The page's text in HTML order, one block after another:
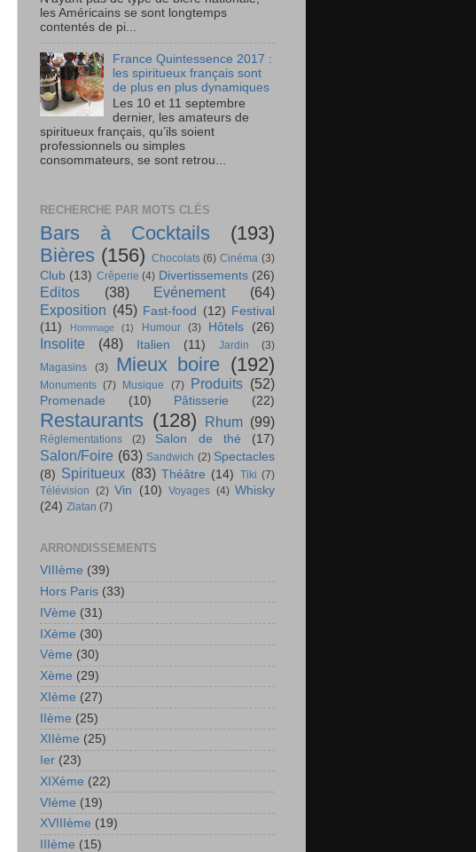
les Américains se sont longtemps
contentés de pi...
France Quintessence 2017 :
les spiritueux français sont
de plus en plus dynamiques
Les 10 et 11 septembre
dernier, les amateurs de
spiritueux français, qu’ils soient
professionnels ou simples
consommateurs, se sont retrou...
RECHERCHE PAR MOTS CLÉS
Bars à Cocktails
(193)
Bières (156) Chocolats (6) Cinéma (3)
Club (13) Crêperie (4) Divertissements (26)
Editos (38) Evénement
(64)
Exposition (45) Fast-food (12) Festival
(11)
Hommage (1) Humour (3) Hôtels (26)
Insolite (48) Italien (11) Jardin
(3)
Magasins
(3) Mieux boire (192)
Monuments (7) Musique (7) Produits (52)
Promenade (10) Pâtisserie (22)
Restaurants (128) Rhum (99)
Réglementations (2) Salon de thé (17)
Salon/Foire (63) Sandwich (2) Spectacles
(8) Spiritueux (83) Théâtre (14) Tiki (7)
Télévision (2) Vin (10) Voyages (4) Whisky
(24) Zlatan (7)
ARRONDISSEMENTS
VIIIème (39)
Hors Paris (33)
IVème (31)
IXème (30)
Vème (30)
Xème (29)
XIème (27)
IIème (25)
XIIème (25)
Ier (23)
XIXème (22)
VIème (19)
XVIIIème (19)
IIIème (15)